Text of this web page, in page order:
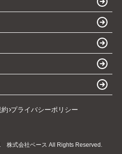
プライバシーポリシー
株式会社ベース All Rights Reserved.